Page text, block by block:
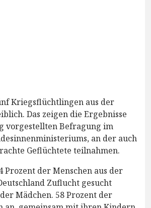
Kriegsflüchtlingen aus der
Das zeigen die Ergebnisse
vorgestellten Befragung im
an der auch
Geflüchtete teilnahmen.
Prozent der Menschen aus der
Zuflucht gesucht
Mädchen. 58 Prozent der